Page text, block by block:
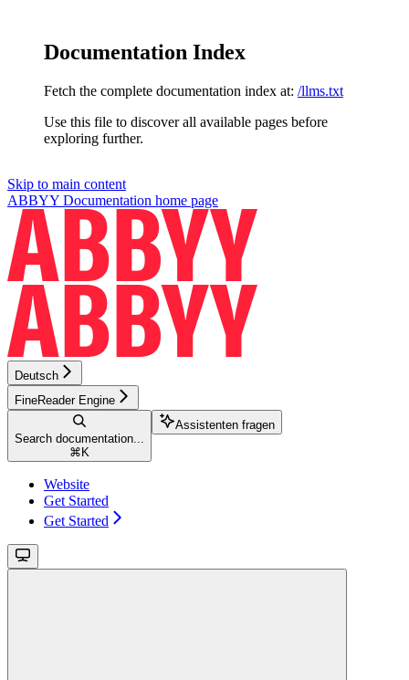
Documentation Index
Fetch the complete documentation index at: /llms.txt
Use this file to discover all available pages before
exploring further.
Skip to main content
ABBYY Documentation home page
Deutsch
FineReader Engine
Search documentation...
⌘ K
Assistenten fragen
Website
Get Started
Get Started